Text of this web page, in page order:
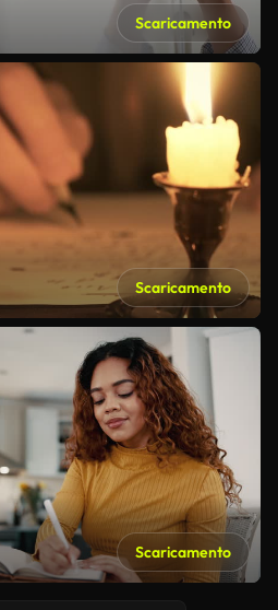
Scaricamento
Scaricamento
Scaricamento